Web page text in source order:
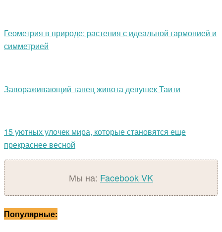
Геометрия в природе: растения с идеальной гармонией и
симметрией
Завораживающий танец живота девушек Таити
15 уютных улочек мира, которые становятся еще
прекраснее весной
Мы на: FacebookVK
Популярные: